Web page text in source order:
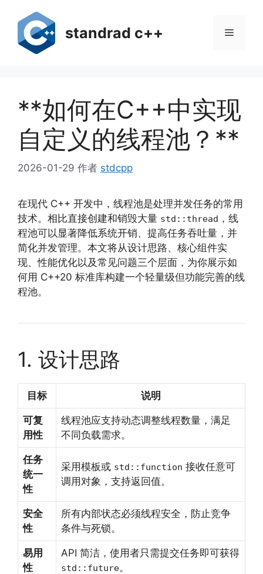
standrad c++ 菜
**如何在C++中实现
自定义的线程池？**
2026-01-29 作者 stdcpp
在现代 C++ 开发中，线程池是处理并发任务的常用
技术。相比直接创建和销毁大量 std::thread ，线
程池可以显著降低系统开销、提高任务吞吐量，并
简化并发管理。本文将从设计思路、核心组件实
现、性能优化以及常见问题三个层面，为你展示如
何用 C++20 标准库构建一个轻量级但功能完善的线
程池。
1. 设计思路
目标 说明
可复
用性
线程池应支持动态调整线程数量，满足
不同负载需求。
任务
统一
性
采用模板或 std::function 接收任意可
调用对象，支持返回值。
安全
性
所有内部状态必须线程安全，防止竞争
条件与死锁。
易用
性
API 简洁，使用者只需提交任务即可获得
std::future。